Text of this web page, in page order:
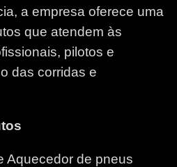
a empresa oferece uma
que atendem às
pilotos e
das corridas e
Aquecedor de pneus